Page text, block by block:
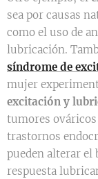
sea por causas
como el uso de
lubricación.
síndrome de
mujer
excitación y
tumores ováricos
trastornos
pueden alterar el
respuesta